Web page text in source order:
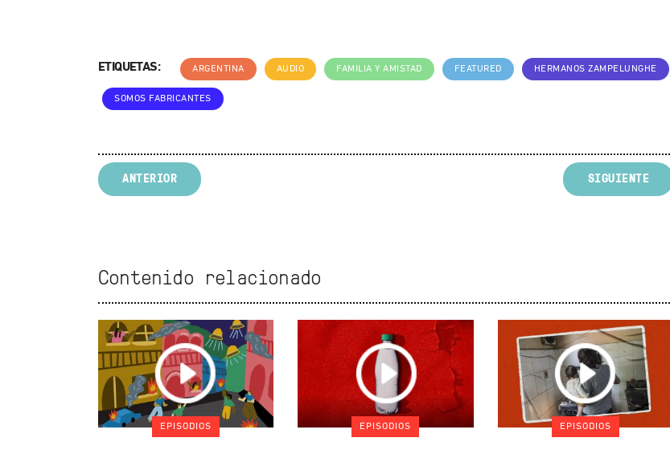
ETIQUETAS: ARGENTINA AUDIO FAMILIA Y AMISTAD FEATURED HERMANOS ZAMPELUNGHE
SOMOS FABRICANTES
ANTERIOR SIGUIENTE
Contenido relacionado
EPISODIOS EPISODIOS EPISODIOS